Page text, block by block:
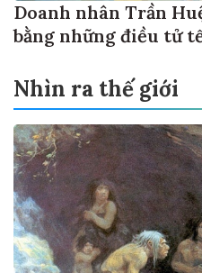
Doanh nhân Trần
bằng những điều tử
Nhìn ra thế giới